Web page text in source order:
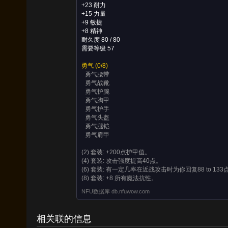
+23 耐力
+15 力量
+9 敏捷
+8 精神
耐久度 80 / 80
需要等级 57
勇气 (0/8)
勇气腰带
勇气战靴
勇气护腕
勇气胸甲
勇气护手
勇气头盔
勇气腿铠
勇气肩甲
(2) 套装: +200点护甲值。
(4) 套装: 攻击强度提高40点。
(6) 套装: 有一定几率在近战攻击时为你回复88 to 133点
(8) 套装: +8 所有魔法抗性。
NFU数据库 db.nfuwow.com
相关联的信息
分解 (2)
掉落自 (1) 目标 (2)